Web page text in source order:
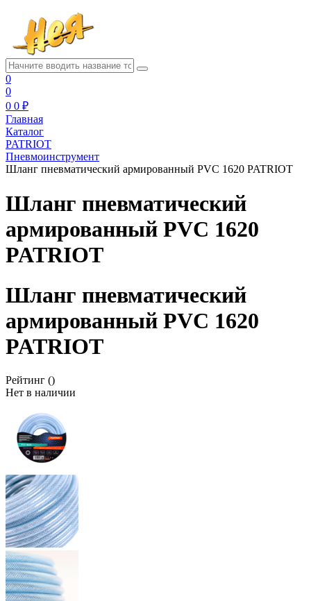
0
0
0 0 ₽
Главная
Каталог
PATRIOT
Пневмоинструмент
Шланг пневматический армированный PVC 1620 PATRIOT
Шланг пневматический
армированный PVC 1620
PATRIOT
Шланг пневматический
армированный PVC 1620
PATRIOT
Рейтинг ()
Нет в наличии